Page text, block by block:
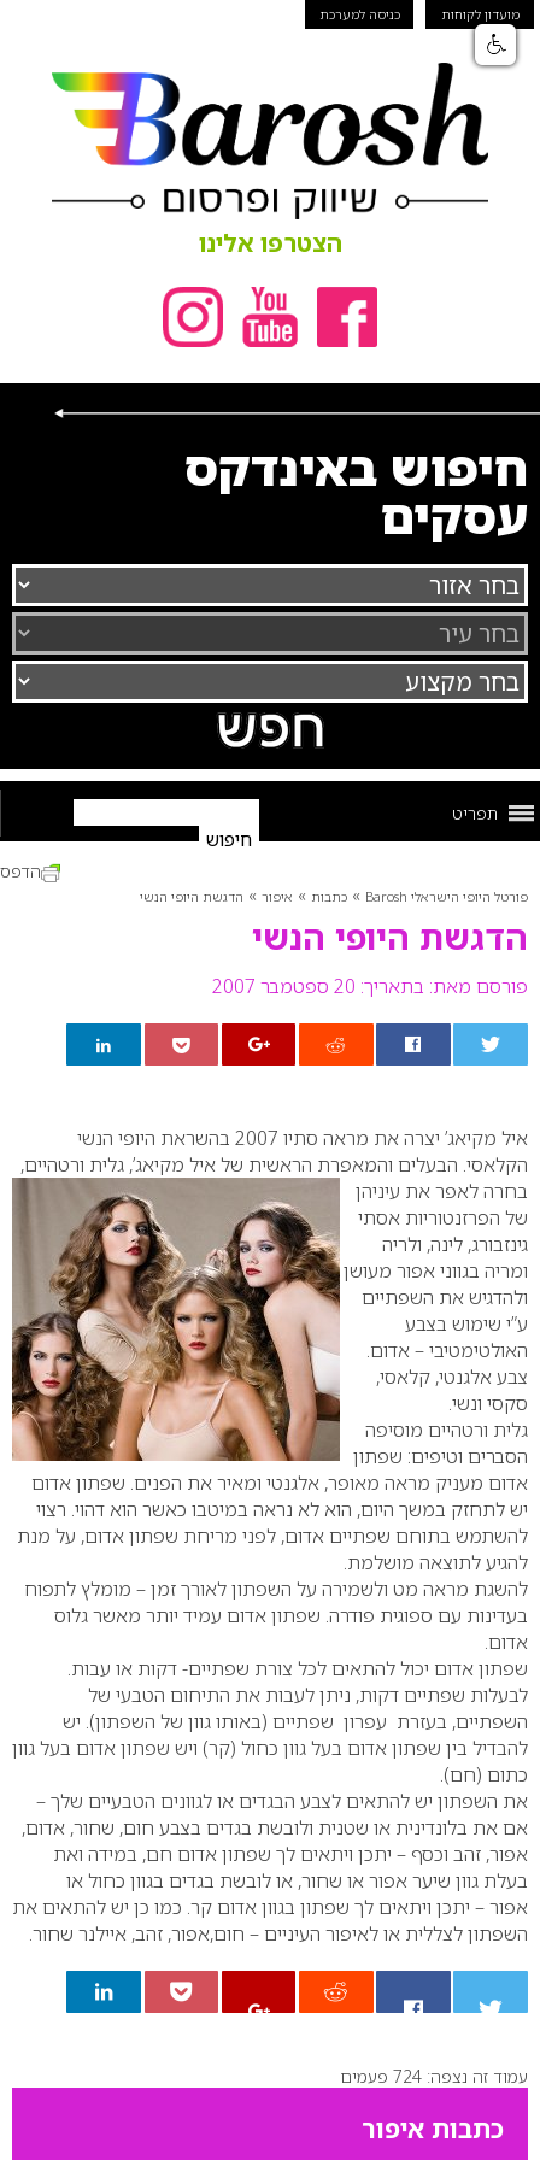
מועדון לקוחות כניסה למערכת
הצטרפו אלינו
חיפוש באינדקס
עסקים
תפריט
פורטל היופי הישראלי Barosh » כתבות » איפור » הדגשת היופי הנשי
הדגשת היופי הנשי
פורסם מאת: בתאריך: 20 ספטמבר 2007
הדפס
איל מקיאג’ יצרה את מראה סתיו 2007 בהשראת היופי הנשי
הקלאסי. הבעלים והמאפרת הראשית של איל מקיאג’, גלית ורטהיים,
בחרה לאפר את עיניהן
של הפרזנטוריות אסתי
גינזבורג, לינה, ולריה
ומריה בגווני אפור מעושן
ולהדגיש את השפתיים
ע”י שימוש בצבע
האולטימטיבי – אדום.
צבע אלגנטי, קלאסי,
סקסי ונשי.
גלית ורטהיים מוסיפה
הסברים וטיפים: שפתון
אדום מעניק מראה מאופר, אלגנטי ומאיר את הפנים. שפתון אדום
יש לתחזק במשך היום, הוא לא נראה במיטבו כאשר הוא דהוי. רצוי
להשתמש בתוחם שפתיים אדום, לפני מריחת שפתון אדום, על מנת
להגיע לתוצאה מושלמת.
להשגת מראה מט ולשמירה על השפתון לאורך זמן – מומלץ לתפוח
בעדינות עם ספוגית פודרה. שפתון אדום עמיד יותר מאשר גלוס
אדום.
שפתון אדום יכול להתאים לכל צורת שפתיים- דקות או עבות.
לבעלות שפתיים דקות, ניתן לעבות את התיחום הטבעי של
השפתיים, בעזרת עפרון שפתיים (באותו גוון של השפתון). יש
להבדיל בין שפתון אדום בעל גוון כחול (קר) ויש שפתון אדום בעל גוון
כתום (חם).
את השפתון יש להתאים לצבע הבגדים או לגוונים הטבעיים שלך –
אם את בלונדינית או שטנית ולובשת בגדים בצבע חום, שחור, אדום,
אפור, זהב וכסף – יתכן ויתאים לך שפתון אדום חם, במידה ואת
בעלת גוון שיער אפור או שחור, או לובשת בגדים בגוון כחול או
אפור – יתכן ויתאים לך שפתון בגוון אדום קר. כמו כן יש להתאים את
השפתון לצללית או לאיפור העיניים – חום,אפור, זהב, איילנר שחור.
0
עמוד זה נצפה: 724 פעמים
כתבות איפור